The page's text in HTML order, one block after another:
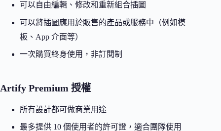
可以自由編輯、修改和重新組合插圖
可以將插圖應用於販售的產品或服務中（例如模
板、App 介面等）
一次購買終身使用，非訂閱制
Artify Premium 授權
所有設計都可做商業用途
最多提供 10 個使用者的許可證，適合團隊使用